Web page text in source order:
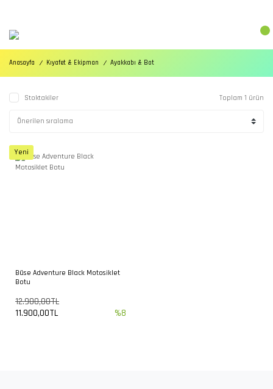
Anasayfa Kıyafet & Ekipman Ayakkabı & Bot
Stoktakiler Toplam 1 ürün
Yeni
Büse Adventure Black Motosiklet
Botu
12.900,00TL
11.900,00TL
%8